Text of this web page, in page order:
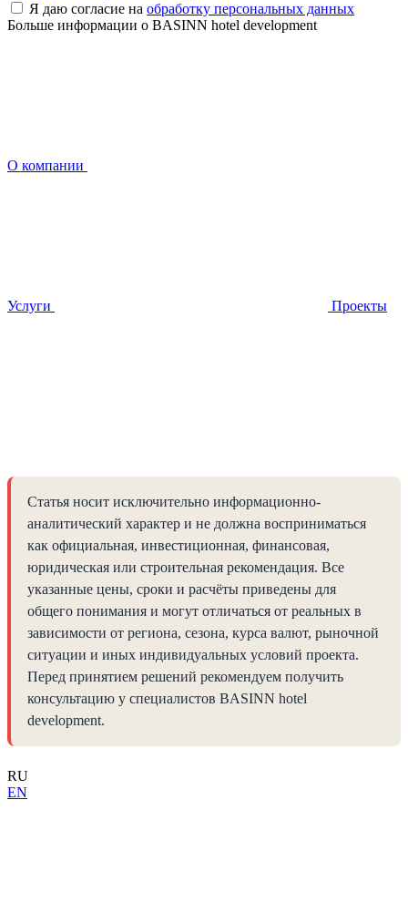
Я даю согласие на обработку персональных данных
Больше информации о BASINN hotel development
О компании
Услуги Проекты
Статья носит исключительно информационно-
аналитический характер и не должна восприниматься
как официальная, инвестиционная, финансовая,
юридическая или строительная рекомендация. Все
указанные цены, сроки и расчёты приведены для
общего понимания и могут отличаться от реальных в
зависимости от региона, сезона, курса валют, рыночной
ситуации и иных индивидуальных условий проекта.
Перед принятием решений рекомендуем получить
консультацию у специалистов BASINN hotel
development.
RU
EN